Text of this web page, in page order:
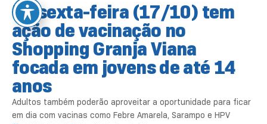
Na sexta-feira (17/10) tem
ação de vacinação no
Shopping Granja Viana
focada em jovens de até 14
anos
Adultos também poderão aproveitar a oportunidade para ficar
em dia com vacinas como Febre Amarela, Sarampo e HPV